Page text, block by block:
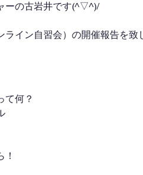
ーの古岩井です(^▽^)/
イン自習会）の開催報告を致
て何？